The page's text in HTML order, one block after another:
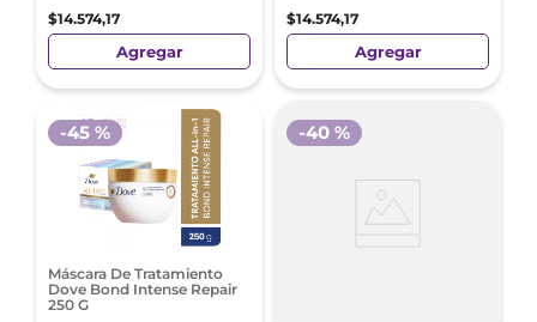
$14.574,17
Agregar
$14.574,17
Agregar
Máscara De Tratamiento
Dove Bond Intense Repair
250 G
-45 % -40 %